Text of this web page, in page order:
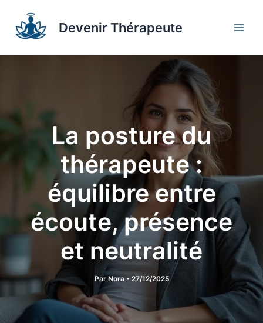
contenu
Devenir Thérapeute
La posture du
thérapeute :
équilibre entre
écoute, présence
et neutralité
Par Nora • 27/12/2025